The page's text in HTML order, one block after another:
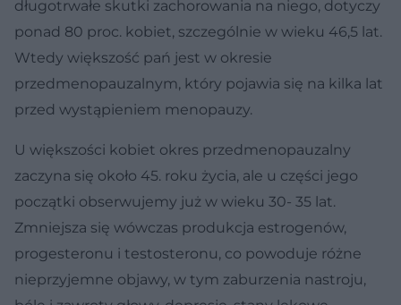
długotrwałe skutki zachorowania na niego, dotyczy
ponad 80 proc. kobiet, szczególnie w wieku 46,5 lat.
Wtedy większość pań jest w okresie
przedmenopauzalnym, który pojawia się na kilka lat
przed wystąpieniem menopauzy.
U większości kobiet okres przedmenopauzalny
zaczyna się około 45. roku życia, ale u części jego
początki obserwujemy już w wieku 30- 35 lat.
Zmniejsza się wówczas produkcja estrogenów,
progesteronu i testosteronu, co powoduje różne
nieprzyjemne objawy, w tym zaburzenia nastroju,